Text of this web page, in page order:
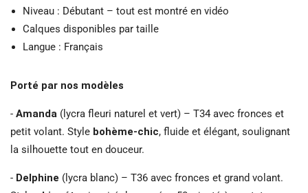
Niveau : Débutant – tout est montré en vidéo
Calques disponibles par taille
Langue : Français
Porté par nos modèles
- Amanda (lycra fleuri naturel et vert) – T34 avec fronces et
petit volant. Style bohème-chic, fluide et élégant, soulignant
la silhouette tout en douceur.
- Delphine (lycra blanc) – T36 avec fronces et grand volant.